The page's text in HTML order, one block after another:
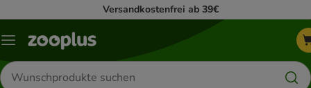
Versandkostenfrei ab 39€
Menü
Produkte
suchen